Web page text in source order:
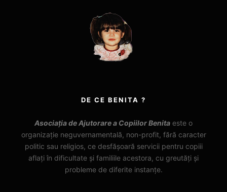
DE CE BENITA ?
Asociația de Ajutorare a Copiilor Benita este o
organizație neguvernamentală, non-profit, fără caracter
politic sau religios, ce desfășoară servicii pentru copiii
aflați în dificultate și familiile acestora, cu greutăți și
probleme de diferite instanțe.